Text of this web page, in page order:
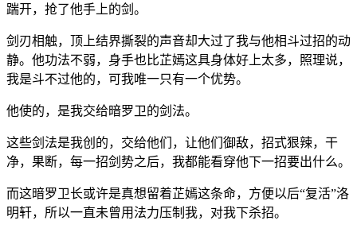
踹开，抢了他手上的剑。
剑刃相触，顶上结界撕裂的声音却大过了我与他相斗过招的动
静。他功法不弱，身手也比芷嫣这具身体好上太多，照理说，
我是斗不过他的，可我唯一只有一个优势。
他使的，是我交给暗罗卫的剑法。
这些剑法是我创的，交给他们，让他们御敌，招式狠辣，干
净，果断，每一招剑势之后，我都能看穿他下一招要出什么。
而这暗罗卫长或许是真想留着芷嫣这条命，方便以后“复活”洛
明轩，所以一直未曾用法力压制我，对我下杀招。